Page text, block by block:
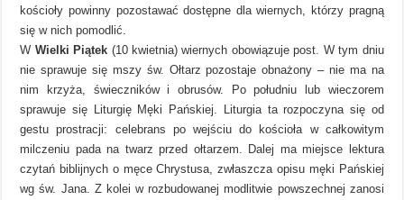
kościoły powinny pozostawać dostępne dla wiernych, którzy pragną
się w nich pomodlić.
W Wielki Piątek (10 kwietnia) wiernych obowiązuje post. W tym dniu
nie sprawuje się mszy św. Ołtarz pozostaje obnażony – nie ma na
nim krzyża, świeczników i obrusów. Po południu lub wieczorem
sprawuje się Liturgię Męki Pańskiej. Liturgia ta rozpoczyna się od
gestu prostracji: celebrans po wejściu do kościoła w całkowitym
milczeniu pada na twarz przed ołtarzem. Dalej ma miejsce lektura
czytań biblijnych o męce Chrystusa, zwłaszcza opisu męki Pańskiej
wg św. Jana. Z kolei w rozbudowanej modlitwie powszechnej zanosi